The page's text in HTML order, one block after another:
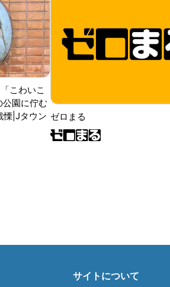
こわいこ
園に佇む
慄|Jタウン ゼロまる
サイトについて